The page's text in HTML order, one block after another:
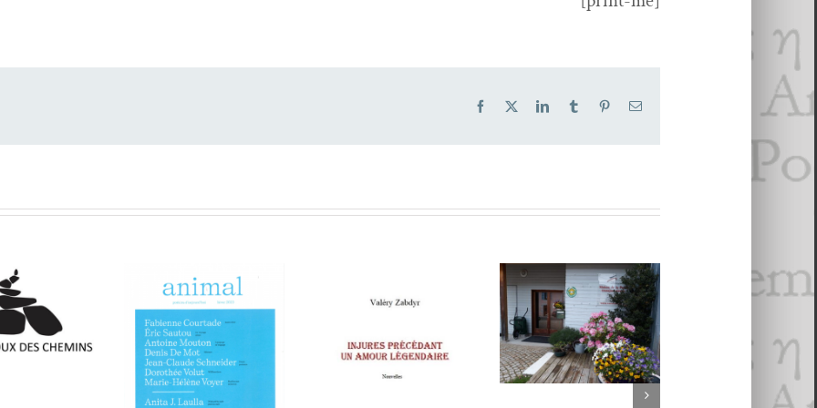
Facebook LinkedInTumblr PinterestEmail
des
:
Lorin,
ANIMAL —
POÉSIE
Valéry Zabdyr,
Une maison
pour la Poésie 2 :
La Maison de
Poésie
Transjurassienne
JEAN
ROUSSELOT
choisis par